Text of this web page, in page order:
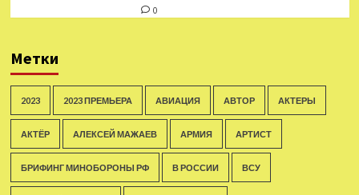
0
Метки
2023 2023 ПРЕМЬЕРА АВИАЦИЯ АВТОР АКТЕРЫ
АКТЁР АЛЕКСЕЙ МАЖАЕВ АРМИЯ АРТИСТ
БРИФИНГ МИНОБОРОНЫ РФ В РОССИИ ВСУ